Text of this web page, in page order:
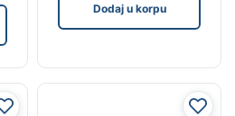
Dodaj u korpu